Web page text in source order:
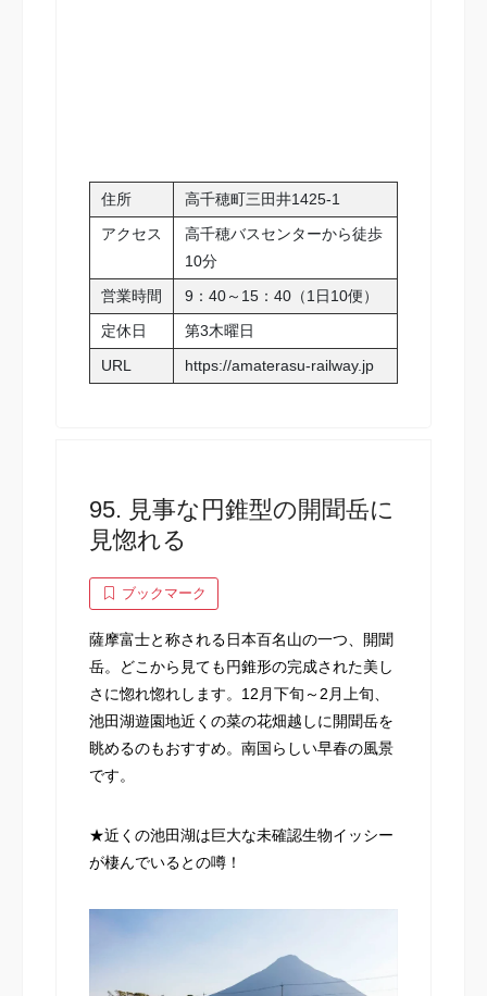
住所
高千穂町三田井1425-1
アクセス
高千穂バスセンターから徒歩
10分
営業時間
9：40～15：40（1日10便）
定休日
第3木曜日
URL
https://amaterasu-railway.jp
95. 見事な円錐型の開聞岳に
見惚れる
ブックマーク
薩摩富士と称される日本百名山の一つ、開聞
岳。どこから見ても円錐形の完成された美し
さに惚れ惚れします。12月下旬～2月上旬、
池田湖遊園地近くの菜の花畑越しに開聞岳を
眺めるのもおすすめ。南国らしい早春の風景
です。
★近くの池田湖は巨大な未確認生物イッシー
が棲んでいるとの噂！